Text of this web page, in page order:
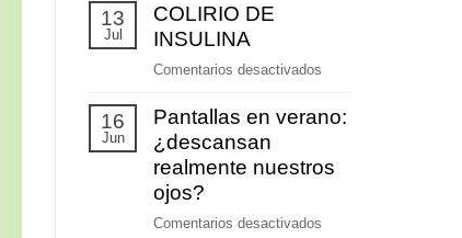
13
Jul
COLIRIO DE
INSULINA
Comentarios desactivados
DE
16
Jun
Pantallas en verano:
¿descansan
realmente nuestros
ojos?
Comentarios desactivados